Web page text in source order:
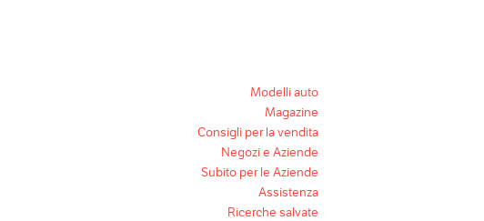
Modelli auto
Magazine
Consigli per la vendita
Negozi e Aziende
Subito per le Aziende
Assistenza
Ricerche salvate